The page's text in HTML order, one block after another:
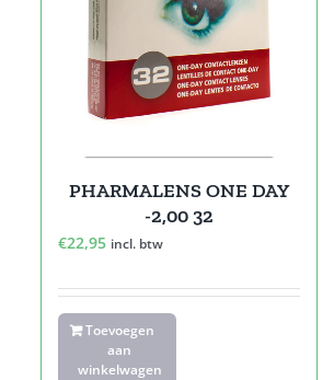
PHARMALENS ONE DAY
-2,00 32
€22,95 incl. btw
Toevoegen
aan
winkelwagen